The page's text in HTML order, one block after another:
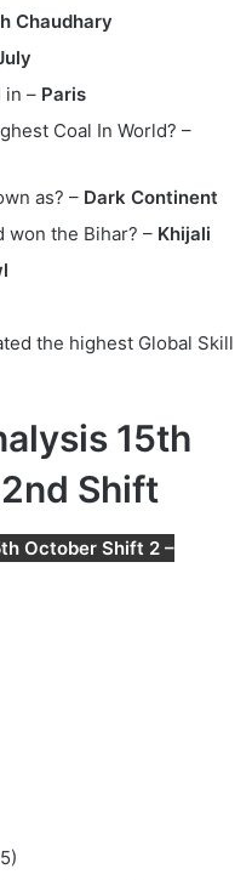
Chaudhary
in – Paris
Coal In World? –
as? – Dark Continent
won the Bihar? – Khijali
the highest Global Skill
15th
Shift
October Shift 2 –